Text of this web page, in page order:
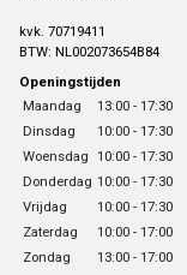
kvk. 70719411
BTW: NL002073654B84
Openingstijden
Maandag
13:00 - 17:30
Dinsdag
10:00 - 17:30
Woensdag 10:00 - 17:30
Donderdag 10:00 - 17:30
Vrijdag
10:00 - 17:30
Zaterdag
10:00 - 17:00
Zondag
13:00 - 17:00